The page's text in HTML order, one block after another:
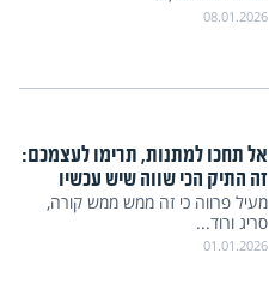
08.01.2026
אל תחכו למתנות, תרימו לעצמכם:
זה התיק הכי שווה שיש עכשיו
מעיל פרווה כי זה ממש ממש קורה,
סריג ורוד...
01.01.2026